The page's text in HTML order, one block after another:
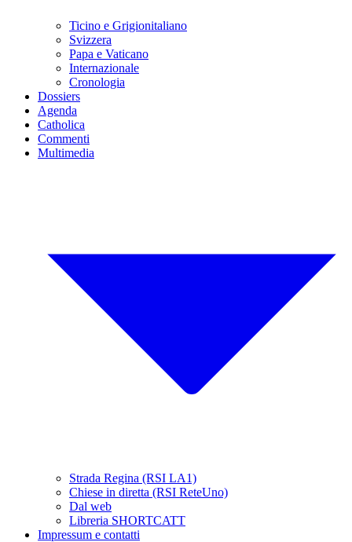
Ticino e Grigionitaliano
Svizzera
Papa e Vaticano
Internazionale
Cronologia
Dossiers
Agenda
Catholica
Commenti
Multimedia
Strada Regina (RSI LA1)
Chiese in diretta (RSI ReteUno)
Dal web
Libreria SHORTCATT
Impressum e contatti